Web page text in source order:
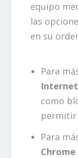
equipo
las
en su
Para
como
permitir
Para
Chrome